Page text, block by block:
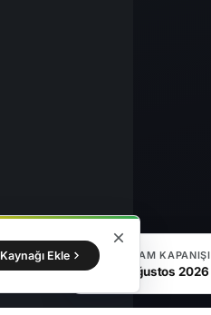
AKŞAM KAPANIŞI
Kaynağı Ekle